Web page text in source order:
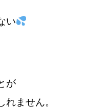
い
が
ません。